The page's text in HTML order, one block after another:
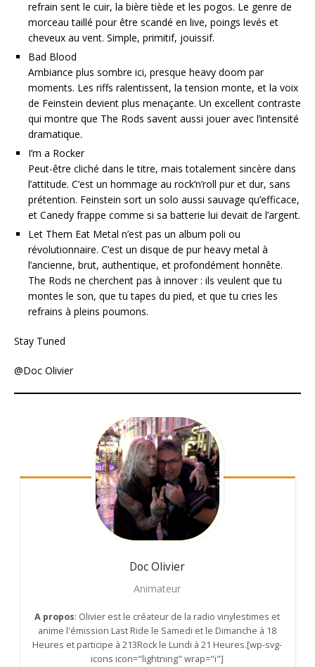
refrain sent le cuir, la bière tiède et les pogos. Le genre de
morceau taillé pour être scandé en live, poings levés et
cheveux au vent. Simple, primitif, jouissif.
Bad Blood
Ambiance plus sombre ici, presque heavy doom par
moments. Les riffs ralentissent, la tension monte, et la voix
de Feinstein devient plus menaçante. Un excellent contraste
qui montre que The Rods savent aussi jouer avec l’intensité
dramatique.
I’m a Rocker
Peut-être cliché dans le titre, mais totalement sincère dans
l’attitude. C’est un hommage au rock’n’roll pur et dur, sans
prétention. Feinstein sort un solo aussi sauvage qu’efficace,
et Canedy frappe comme si sa batterie lui devait de l’argent.
Let Them Eat Metal n’est pas un album poli ou
révolutionnaire. C’est un disque de pur heavy metal à
l’ancienne, brut, authentique, et profondément honnête.
The Rods ne cherchent pas à innover : ils veulent que tu
montes le son, que tu tapes du pied, et que tu cries les
refrains à pleins poumons.
Stay Tuned
@Doc Olivier
Doc Olivier
Animateur
A propos: Olivier est le créateur de la radio vinylestimes et
anime l'émission Last Ride le Samedi et le Dimanche à 18
Heures et participe à 213Rock le Lundi à 21 Heures.[wp-svg-
icons icon="lightning" wrap="i"]